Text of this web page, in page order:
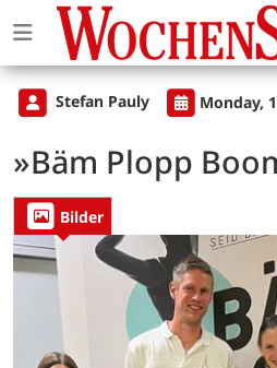
Stefan Pauly Monday,
»Bäm Plopp
Bilder